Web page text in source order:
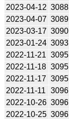
2023-04-12 3088
2023-04-07 3089
2023-03-17 3090
2023-01-24 3093
2022-11-21 3095
2022-11-18 3095
2022-11-17 3095
2022-11-11
3096
2022-10-26 3096
2022-10-25 3096